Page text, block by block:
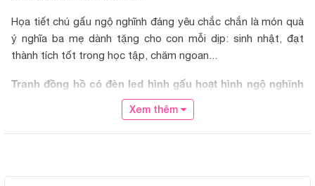
Họa tiết chú gấu ngộ nghĩnh đáng yêu chắc chắn là món quà
ý nghĩa ba mẹ dành tặng cho con mỗi dịp: sinh nhật, đạt
thành tích tốt trong học tập, chăm ngoan...
Tranh đồng hồ có đèn led hình gấu hoạt hình ngộ nghĩnh
với màu sắc nhã nhặn cùng ánh sáng vàng của đèn led rất
tạo cảm giác dễ chịu cho người nhìn. Nó phù hợp với trang trí
phòng khách, phòng ngủ, phòng cho bé, phòng ăn
Xem thêm